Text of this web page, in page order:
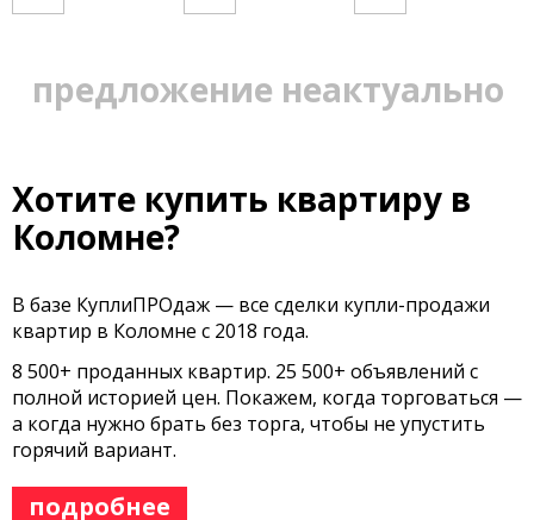
предложение неактуально
Хотите купить квартиру в
Коломне?
В базе КуплиПРОдаж — все сделки купли-продажи
квартир в Коломне с 2018 года.
8 500+ проданных квартир. 25 500+ объявлений с
полной историей цен. Покажем, когда торговаться —
а когда нужно брать без торга, чтобы не упустить
горячий вариант.
подробнее